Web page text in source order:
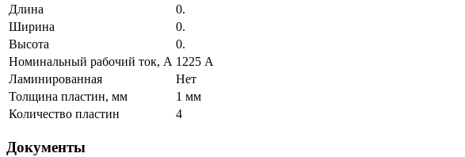
Длина
0.
Ширина
0.
Высота
0.
Номинальный рабочий ток, А 1225 А
Ламинированная
Нет
Толщина пластин, мм
1 мм
Количество пластин
4
Документы